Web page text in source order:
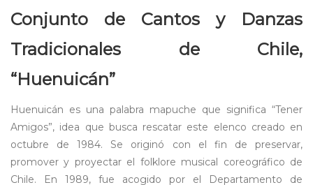
Conjunto de Cantos y Danzas
Tradicionales de Chile,
“Huenuicán”
Huenuicán es una palabra mapuche que significa “Tener
Amigos”, idea que busca rescatar este elenco creado en
octubre de 1984. Se originó con el fin de preservar,
promover y proyectar el folklore musical coreográfico de
Chile. En 1989, fue acogido por el Departamento de